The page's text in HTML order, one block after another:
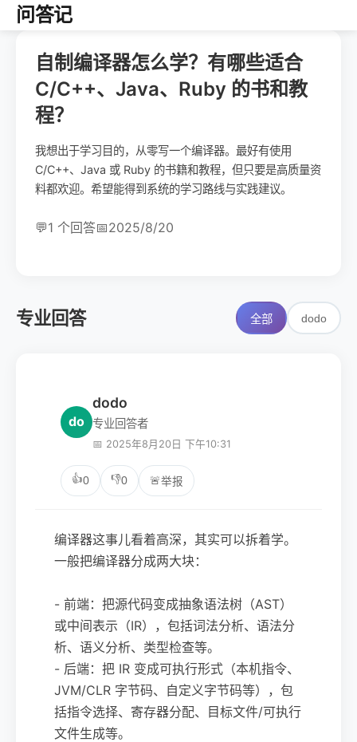
问答记
自制编译器怎么学？有哪些适合
C/C++、Java、Ruby 的书和教
程？
我想出于学习目的，从零写一个编译器。最好有使用
C/C++、Java 或 Ruby 的书籍和教程，但只要是高质量资
料都欢迎。希望能得到系统的学习路线与实践建议。
💬1 个回答📅2025/8/20
专业回答 全部 dodo
do
dodo
专业回答者
📅 2025年8月20日 下午10:31
👍0 👎0 🚨举报
编译器这事儿看着高深，其实可以拆着学。
一般把编译器分成两大块：
- 前端：把源代码变成抽象语法树（AST）
或中间表示（IR），包括词法分析、语法分
析、语义分析、类型检查等。
- 后端：把 IR 变成可执行形式（本机指令、
JVM/CLR 字节码、自定义字节码等），包
括指令选择、寄存器分配、目标文件/可执行
文件生成等。